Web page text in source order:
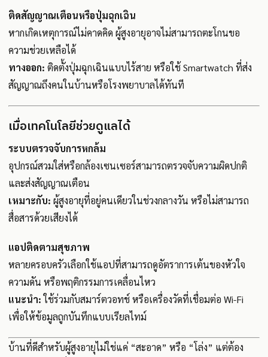
ติดสัญญาณเตือนหรือปุ่มฉุกเฉิน
หากเกิดเหตุการณ์ไม่คาดคิด ผู้สูงอายุอาจไม่สามารถตะโกนขอ
ความช่วยเหลือได้
ทางออก: ติดตั้งปุ่มฉุกเฉินแบบไร้สาย หรือใช้ Smartwatch ที่ส่ง
สัญญาณถึงคนในบ้านหรือโรงพยาบาลได้ทันที
เมื่อเทคโนโลยีช่วยดูแลได้
ระบบตรวจจับการหกล้ม
อุปกรณ์สวมใส่หรือกล้องเซนเซอร์สามารถตรวจจับความผิดปกติ
และส่งสัญญาณเตือน
เหมาะกับ: ผู้สูงอายุที่อยู่คนเดียวในช่วงกลางวัน หรือไม่สามารถ
สื่อสารด้วยเสียงได้
แอปติดตามสุขภาพ
หลายครอบครัวเลือกใช้แอปที่สามารถดูอัตราการเต้นของหัวใจ
ความดัน หรือพฤติกรรมการเคลื่อนไหว
แนะนำ:ใช้ร่วมกับสมาร์ตวอทช์ หรือเครื่องวัดที่เชื่อมต่อ Wi-Fi
เพื่อให้ข้อมูลถูกบันทึกแบบเรียลไทม์
บ้านที่ดีสำหรับผู้สูงอายุไม่ใช่แค่ “สะอาด” หรือ “โล่ง” แต่ต้อง